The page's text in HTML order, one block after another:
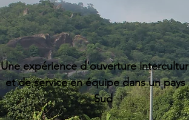
Une expérience d'ouverture
et de service en équipe dans un pays
Sud